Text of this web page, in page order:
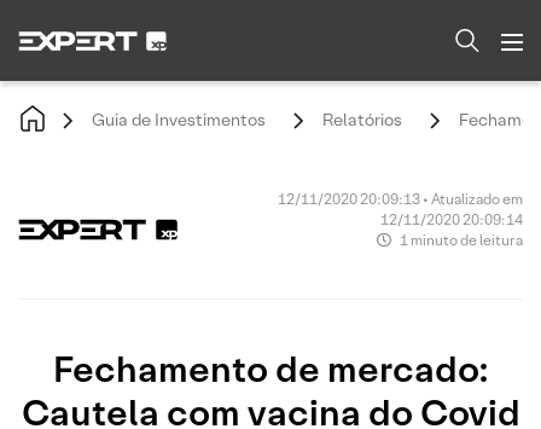
Guia de Investimentos Relatórios
12/11/2020 20:09:13 • Atualizado em
12/11/2020 20:09:14
1 minuto de leitura
Fechamento de mercado:
Cautela com vacina do Covid